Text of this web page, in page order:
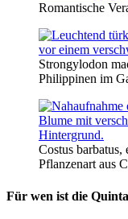
Romantische
Strongylodon
Philippinen im
Costus barbatus,
Pflanzenart aus
Für wen ist die